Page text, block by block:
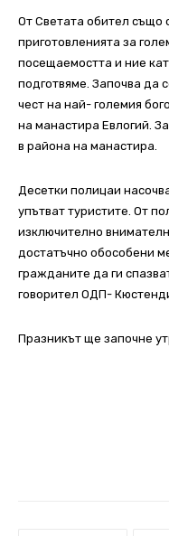
От Светата обител също
приготовленията за
посещаемостта и ние
подготвяме. Започва да
чест на най- големия
на манастира Евлогий.
в района на манастира.
Десетки полицаи
упътват туристите. От
изключително
достатъчно обособени
гражданите да ги
говорител ОДП-
Празникът ще започне